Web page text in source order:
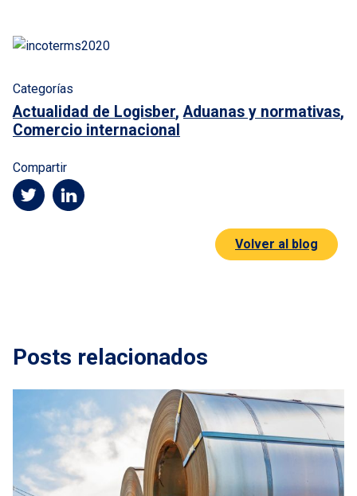
Categorías
Actualidad de Logisber,Aduanas y normativas,
Comercio internacional
Compartir
Volver al blog
Posts relacionados